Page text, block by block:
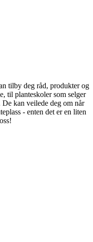
tilby deg råd, produkter og
til planteskoler som selger
kan veilede deg om når
- enten det er en liten